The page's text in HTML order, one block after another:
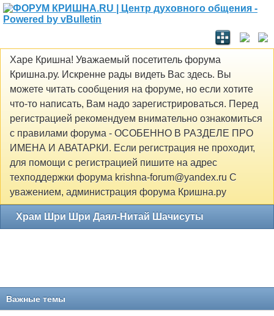
Харе Кришна! Уважаемый посетитель форума
Кришна.ру. Искренне рады видеть Вас здесь. Вы
можете читать сообщения на форуме, но если хотите
что-то написать, Вам надо зарегистрироваться. Перед
регистрацией рекомендуем внимательно ознакомиться
с правилами форума - ОСОБЕННО В РАЗДЕЛЕ ПРО
ИМЕНА И АВАТАРКИ. Если регистрация не проходит,
для помощи с регистрацией пишите на адрес
техподдержки форума krishna-forum@yandex.ru С
уважением, администрация форума Кришна.ру
Храм Шри Шри Даял-Нитай Шачисуты
Важные темы